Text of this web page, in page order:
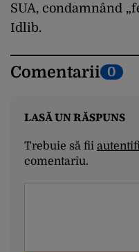
SUA, condamnând
Idlib.
Comentarii 0
LASĂ UN RĂSPUNS
Trebuie să fii
comentariu.